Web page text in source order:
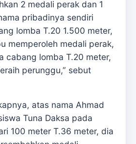
2 medali perak dan 1
pribadinya sendiri
lomba T.20 1.500 meter,
memperoleh medali perak,
cabang lomba T.20 meter,
perunggu,” sebut
atas nama Ahmad
Tuna Daksa pada
100 meter T.36 meter, dia